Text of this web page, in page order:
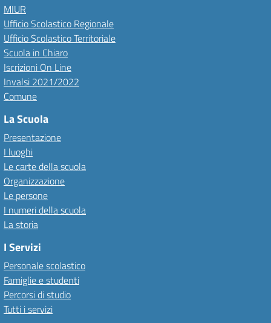
MIUR
Ufficio Scolastico Regionale
Ufficio Scolastico Territoriale
Scuola in Chiaro
Iscrizioni On Line
Invalsi 2021/2022
Comune
La Scuola
Presentazione
I luoghi
Le carte della scuola
Organizzazione
Le persone
I numeri della scuola
La storia
I Servizi
Personale scolastico
Famiglie e studenti
Percorsi di studio
Tutti i servizi